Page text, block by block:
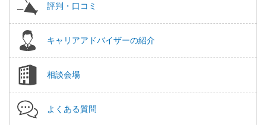
評判・口コミ
キャリアアドバイザーの紹介
相談会場
よくある質問